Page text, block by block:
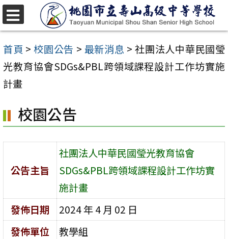
跳
至
主
要
內
區
首頁 > 校園公告 > 最新消息 > 社團法人中華民國瑩
光教育協會SDGs&PBL跨領域課程設計工作坊實施
計畫
校園公告
公告主旨
社團法人中華民國瑩光教育協會
SDGs&PBL跨領域課程設計工作坊實
施計畫
發佈日期
2024 年 4 月 02 日
發佈單位
教學組
選
單